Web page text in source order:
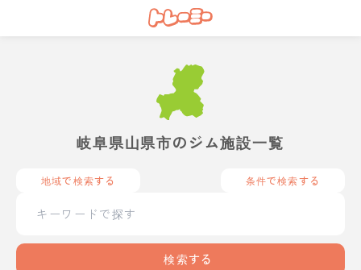
岐阜県山県市のジム施設一覧
地域で検索する 条件で検索する
検索する